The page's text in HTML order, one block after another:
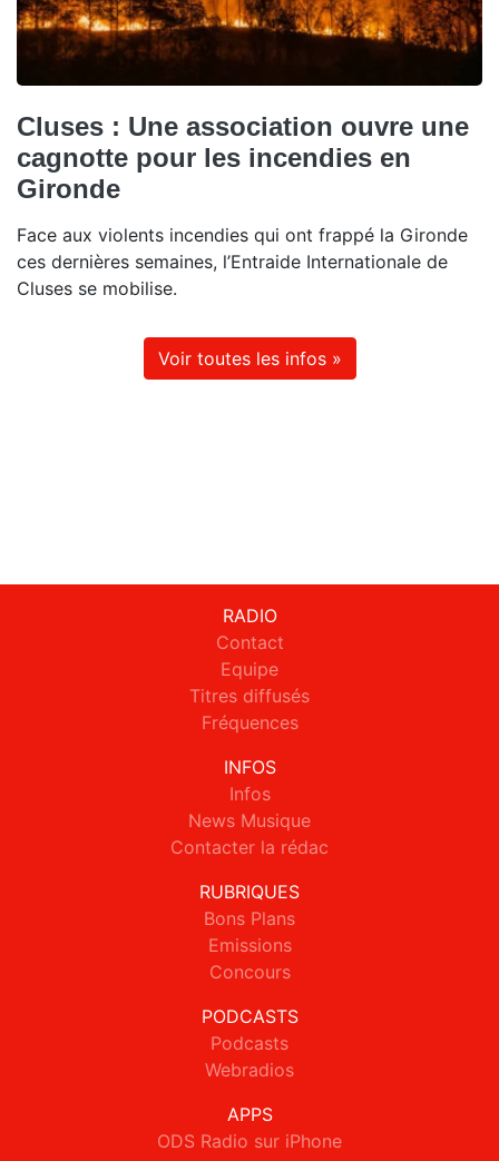
Cluses : Une association ouvre une
cagnotte pour les incendies en
Gironde
Face aux violents incendies qui ont frappé la Gironde
ces dernières semaines, l’Entraide Internationale de
Cluses se mobilise.
Voir toutes les infos »
RADIO
Contact
Equipe
Titres diffusés
Fréquences
INFOS
Infos
News Musique
Contacter la rédac
RUBRIQUES
Bons Plans
Emissions
Concours
PODCASTS
Podcasts
Webradios
APPS
ODS Radio sur iPhone